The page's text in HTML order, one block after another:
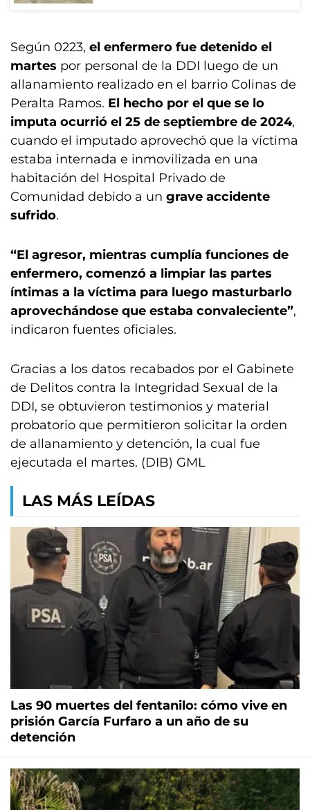
Según 0223, el enfermero fue detenido el
martes por personal de la DDI luego de un
allanamiento realizado en el barrio Colinas de
Peralta Ramos. El hecho por el que se lo
imputa ocurrió el 25 de septiembre de 2024,
cuando el imputado aprovechó que la víctima
estaba internada e inmovilizada en una
habitación del Hospital Privado de
Comunidad debido a un grave accidente
sufrido.
“El agresor, mientras cumplía funciones de
enfermero, comenzó a limpiar las partes
íntimas a la víctima para luego masturbarlo
aprovechándose que estaba convaleciente”,
indicaron fuentes oficiales.
Gracias a los datos recabados por el Gabinete
de Delitos contra la Integridad Sexual de la
DDI, se obtuvieron testimonios y material
probatorio que permitieron solicitar la orden
de allanamiento y detención, la cual fue
ejecutada el martes. (DIB) GML
LAS MÁS LEÍDAS
Las 90 muertes del fentanilo: cómo vive en
prisión García Furfaro a un año de su
detención